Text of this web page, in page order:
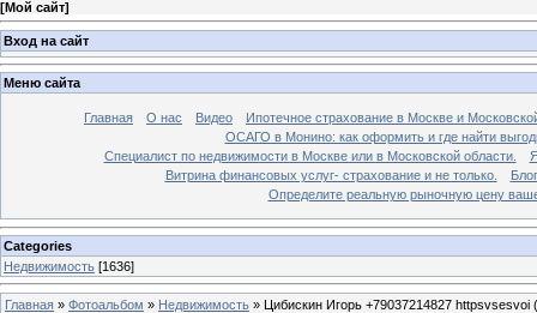
[Мой сайт]
Вход на сайт
Меню сайта
Главная О нас Видео
Ипотечное страхование в Москве и
ОСАГО в Монино: как оформить и где найти
Специалист по недвижимости в Москве или в Московской области.
Витрина финансовых услуг- страхование и не только.
Блог
Определите реальную рыночную цену
Categories
Недвижимость [1636]
Главная » Фотоальбом » Недвижимость » Цибискин Игорь +79037214827 httpsvsesvoi